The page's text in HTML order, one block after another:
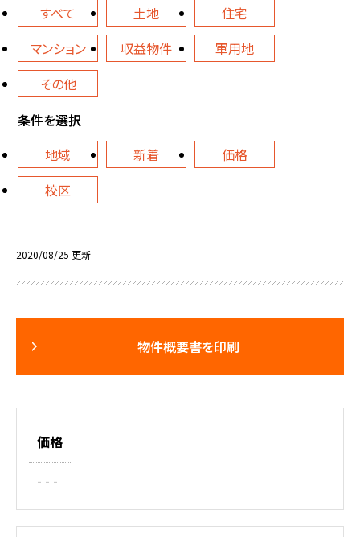
すべて
土地
住宅
マンション
収益物件
軍用地
その他
条件を選択
地域
新着
価格
校区
2020/08/25 更新
物件概要書を印刷
価格
- - -